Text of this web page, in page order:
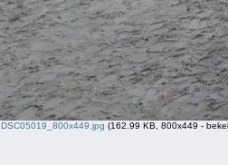
DSC05019_800x449.jpg (162.99 KB, 800x449 -